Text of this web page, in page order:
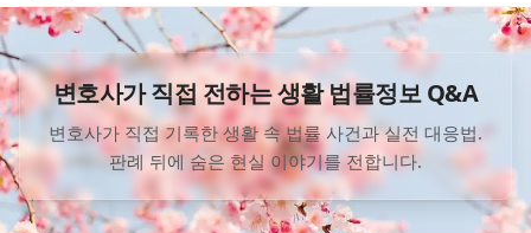
변호사가 직접 전하는 생활 법률정보 Q&A
변호사가 직접 기록한 생활 속 법률 사건과 실전 대응법.
판례 뒤에 숨은 현실 이야기를 전합니다.